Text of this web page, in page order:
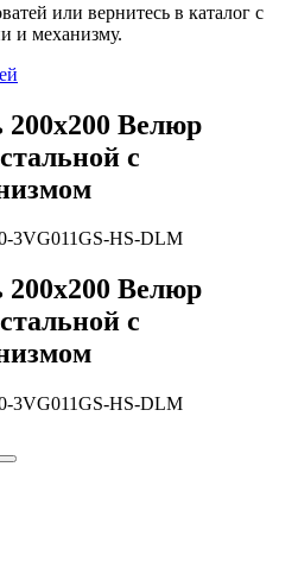
или вернитесь в каталог с
и механизму.
Велюр
с
3VG011GS-HS-DLM
Велюр
с
3VG011GS-HS-DLM